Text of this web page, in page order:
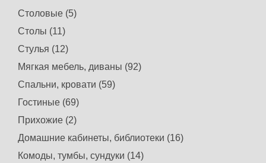
Столовые (5)
Столы (11)
Стулья (12)
Мягкая мебель, диваны (92)
Спальни, кровати (59)
Гостиные (69)
Прихожие (2)
Домашние кабинеты, библиотеки (16)
Комоды, тумбы, сундуки (14)